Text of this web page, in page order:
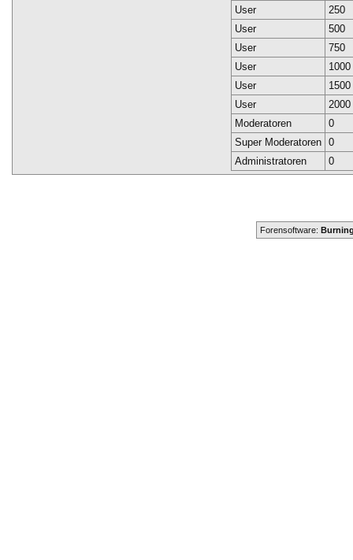
User
250
User
500
User
750
User
1000
User
1500
User
2000
Moderatoren
0
Super Moderatoren
0
Administratoren
0
Forensoftware: